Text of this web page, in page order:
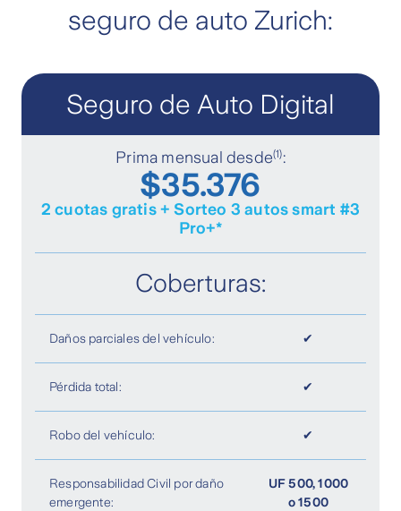
seguro de auto Zurich:
Seguro de Auto Digital
Prima mensual desde(1):
$35.376
2 cuotas gratis + Sorteo 3 autos smart #3
Pro+*
Coberturas:
Daños parciales del vehículo: ✔
Pérdida total: ✔
Robo del vehículo: ✔
Responsabilidad Civil por daño
emergente:
UF 500, 1000
o 1500